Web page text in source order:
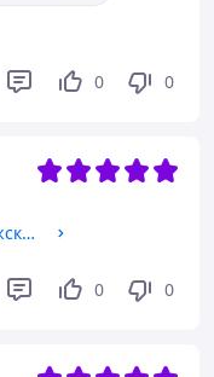
0 0
Сумка тактическая органайзер мужская военная из ткани Оксфорд с ремнем через плечо, нагрудная Мультикам
0 0